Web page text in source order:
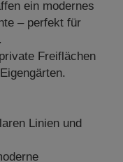
ein modernes
– perfekt für
Freiflächen
Linien und